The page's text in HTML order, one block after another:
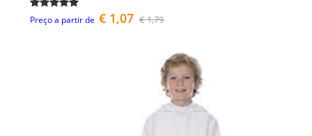
Preço a partir de € 1,07 € 1,79